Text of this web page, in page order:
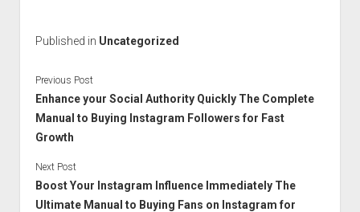
Published in Uncategorized
Previous Post
Enhance your Social Authority Quickly The Complete
Manual to Buying Instagram Followers for Fast
Growth
Next Post
Boost Your Instagram Influence Immediately The
Ultimate Manual to Buying Fans on Instagram for